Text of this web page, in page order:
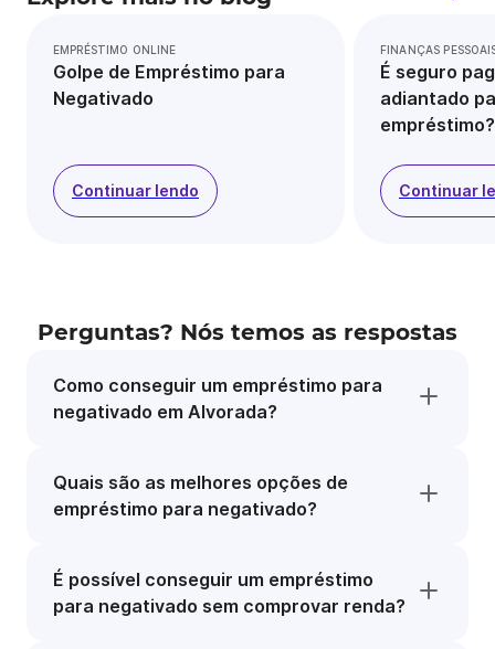
EMPRÉSTIMO ONLINE
Golpe de Empréstimo para
Negativado
Continuar lendo
FINANÇAS
É seguro
adiantado
empréstimo?
Continuar
Perguntas? Nós temos as respostas
Como conseguir um empréstimo para
negativado em Alvorada?
Quais são as melhores opções de
empréstimo para negativado?
É possível conseguir um empréstimo
para negativado sem comprovar renda?